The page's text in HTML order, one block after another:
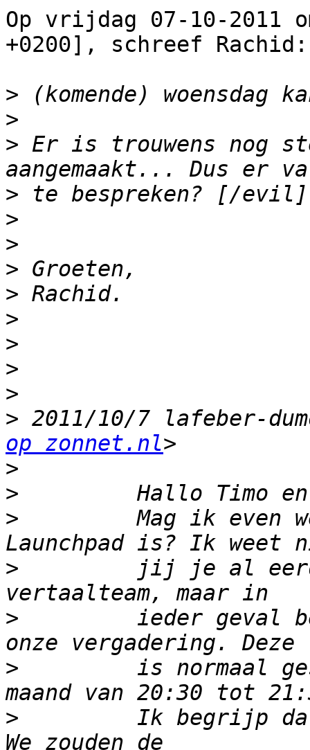
Op vrijdag 07-10-2011
+0200], schreef Rachid:
>
>
> Er is trouwens nog
>
>
>
>
>
>
>
>
>
> 2011/10/7 lafeber-
op zonnet.nl
>
>
>
Mag ik even
>
jij je al
>
ieder geval
>
is normaal
>
Ik begrijp